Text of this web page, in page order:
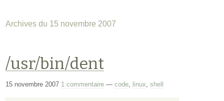
Archives du 15 novembre 2007
/usr/bin/dent
15 novembre 2007 1 commentaire —code linux ,shell